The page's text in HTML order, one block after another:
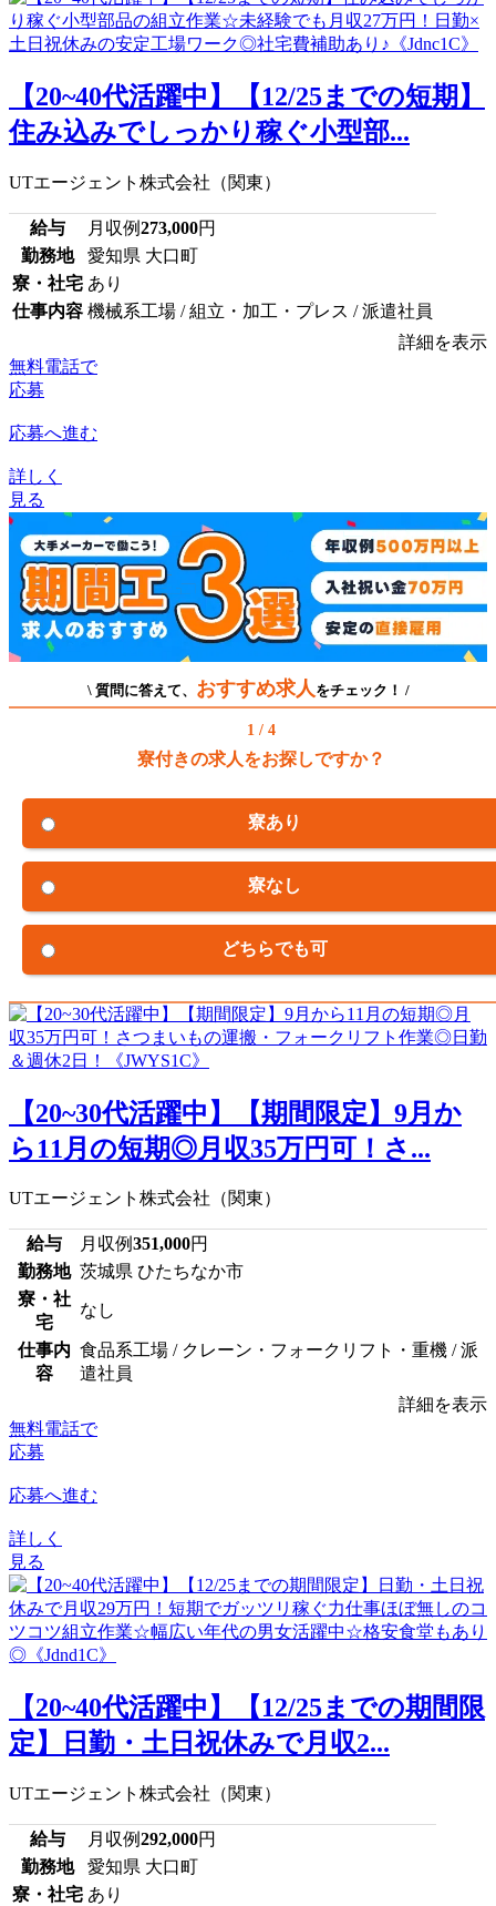
【20~40代活躍中】【12/25までの短期】
住み込みでしっかり稼ぐ小型部...
UTエージェント株式会社（関東）
給与 月収例273,000円
勤務地
愛知県 大口町
寮・社宅 あり
仕事内容 機械系工場 / 組立・加工・プレス / 派遣社員
詳細を表示
無料電話で
応募
応募へ進む
詳しく
見る
\ 質問に答えて、 おすすめ求人 をチェック！ /
1 / 4
寮付きの求人をお探しですか？
寮あり
寮なし
どちらでも可
【20~30代活躍中】【期間限定】9月か
ら11月の短期◎月収35万円可！さ...
UTエージェント株式会社（関東）
給与 月収例351,000円
勤務地 茨城県 ひたちなか市
寮・社
宅
なし
仕事内
容
食品系工場 / クレーン・フォークリフト・重機 / 派
遣社員
詳細を表示
無料電話で
応募
応募へ進む
詳しく
見る
【20~40代活躍中】【12/25までの期間限
定】日勤・土日祝休みで月収2...
UTエージェント株式会社（関東）
給与 月収例292,000円
勤務地
愛知県 大口町
寮・社宅 あり